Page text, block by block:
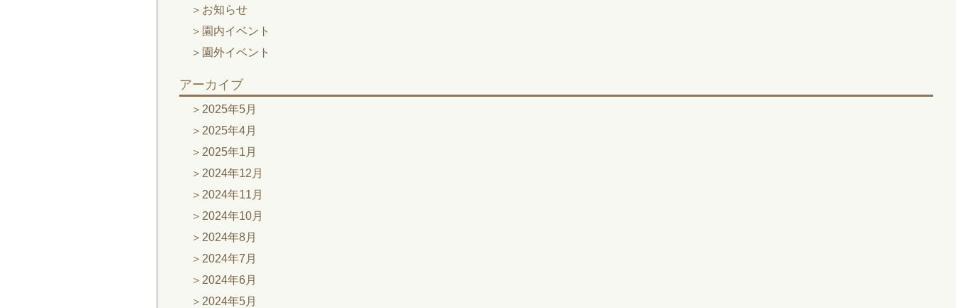
お知らせ
園内イベント
園外イベント
アーカイブ
2025年5月
2025年4月
2025年1月
2024年12月
2024年11月
2024年10月
2024年8月
2024年7月
2024年6月
2024年5月